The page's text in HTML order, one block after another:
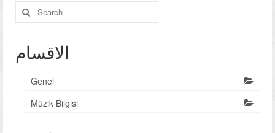
Search
for:
الاقسام
Genel
Müzik Bilgisi